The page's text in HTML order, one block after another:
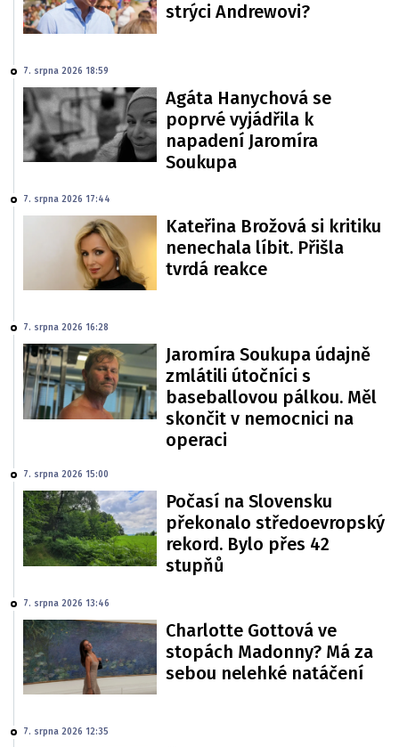
strýci Andrewovi?
7. srpna 2026 18:59
Agáta Hanychová se
poprvé vyjádřila k
napadení Jaromíra
Soukupa
7. srpna 2026 17:44
Kateřina Brožová si kritiku
nenechala líbit. Přišla
tvrdá reakce
7. srpna 2026 16:28
Jaromíra Soukupa údajně
zmlátili útočníci s
baseballovou pálkou. Měl
skončit v nemocnici na
operaci
7. srpna 2026 15:00
Počasí na Slovensku
překonalo středoevropský
rekord. Bylo přes 42
stupňů
7. srpna 2026 13:46
Charlotte Gottová ve
stopách Madonny? Má za
sebou nelehké natáčení
7. srpna 2026 12:35